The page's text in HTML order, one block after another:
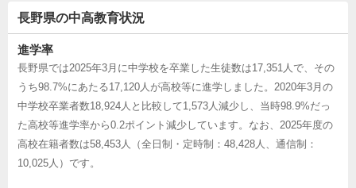
長野県の中高教育状況
進学率
長野県では2025年3月に中学校を卒業した生徒数は17,351人で、その
うち98.7%にあたる17,120人が高校等に進学しました。2020年3月の
中学校卒業者数18,924人と比較して1,573人減少し、当時98.9%だっ
た高校等進学率から0.2ポイント減少しています。なお、2025年度の
高校在籍者数は58,453人（全日制・定時制：48,428人、通信制：
10,025人）です。